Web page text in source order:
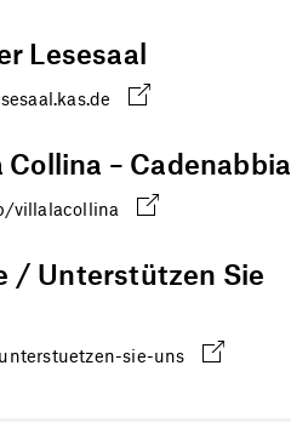
Lesesaal
Collina – Cadenabbia
villalacollina
/ Unterstützen Sie
sie-uns